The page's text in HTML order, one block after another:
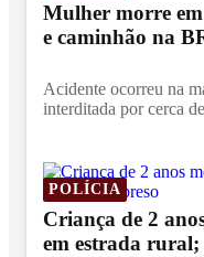
Mulher morre
e caminhão na
Acidente ocorreu na
interditada por cerca
POLÍCIA
Criança de 2
em estrada rural;